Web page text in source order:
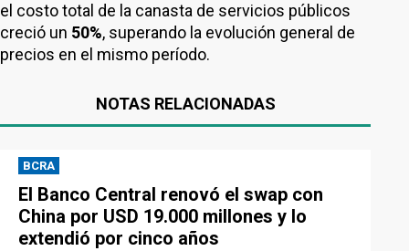
el costo total de la canasta de servicios públicos
creció un 50%, superando la evolución general de
precios en el mismo período.
NOTAS RELACIONADAS
BCRA
El Banco Central renovó el swap con
China por USD 19.000 millones y lo
extendió por cinco años